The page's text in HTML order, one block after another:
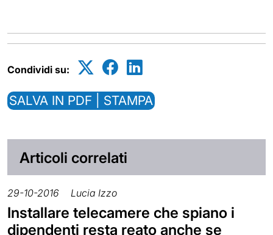
Condividi su:
SALVA IN PDF | STAMPA
Articoli correlati
29-10-2016 Lucia Izzo
Installare telecamere che spiano i
dipendenti resta reato anche se